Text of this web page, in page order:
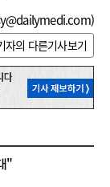
)
자의 다른기사보기
"